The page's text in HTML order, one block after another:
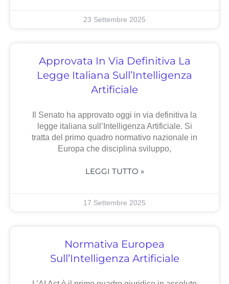
23 Settembre 2025
Approvata In Via Definitiva La
Legge Italiana Sull’Intelligenza
Artificiale
Il Senato ha approvato oggi in via definitiva la
legge italiana sull’Intelligenza Artificiale. Si
tratta del primo quadro normativo nazionale in
Europa che disciplina sviluppo,
LEGGI TUTTO »
17 Settembre 2025
Normativa Europea
Sull’Intelligenza Artificiale